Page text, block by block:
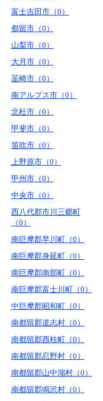
富士吉田市（0）
都留市（0）
山梨市（0）
大月市（0）
韮崎市（0）
南アルプス市（0）
北杜市（0）
甲斐市（0）
笛吹市（0）
上野原市（0）
甲州市（0）
中央市（0）
西八代郡市川三郷町
（0）
南巨摩郡早川町（0）
南巨摩郡身延町（0）
南巨摩郡南部町（0）
南巨摩郡富士川町（0）
中巨摩郡昭和町（0）
南都留郡道志村（0）
南都留郡西桂町（0）
南都留郡忍野村（0）
南都留郡山中湖村（0）
南都留郡鳴沢村（0）